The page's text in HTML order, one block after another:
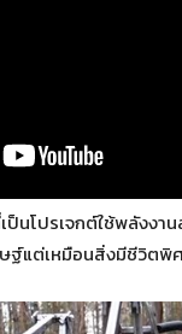
โปรเจกต์ใช้พลังงา
ฐ์แต่เหมือนสิ่งมีชีวิตพิ